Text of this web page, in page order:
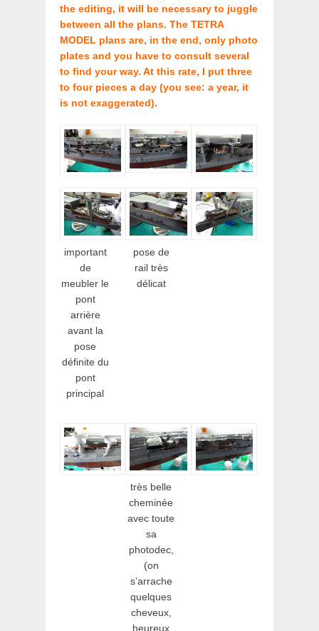
the editing, it will be necessary to juggle
between all the plans. The TETRA
MODEL plans are, in the end, only photo
plates and you have to consult several
to find your way. At this rate, I put three
to four pieces a day (you see: a year, it
is not exaggerated).
important
de
meubler le
pont
arrière
avant la
pose
définite du
pont
principal
pose de
rail très
délicat
très belle
cheminée
avec toute
sa
photodec,
(on
s’arrache
quelques
cheveux,
heureux